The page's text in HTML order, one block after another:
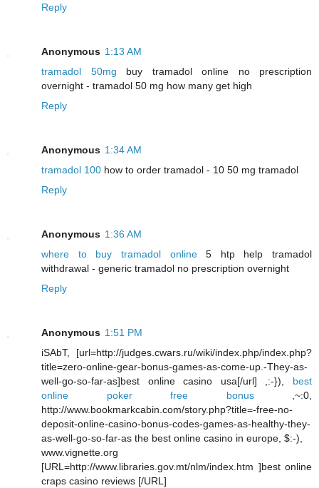
Reply
Anonymous 1:13 AM
tramadol 50mg buy tramadol online no prescription
overnight - tramadol 50 mg how many get high
Reply
Anonymous 1:34 AM
tramadol 100 how to order tramadol - 10 50 mg tramadol
Reply
Anonymous 1:36 AM
where to buy tramadol online5 htp help tramadol
withdrawal - generic tramadol no prescription overnight
Reply
Anonymous 1:51 PM
iSAbT, [url=http://judges.cwars.ru/wiki/index.php/index.php?
title=zero-online-gear-bonus-games-as-come-up.-They-as-
well-go-so-far-as]best online casino usa[/url] ,:-}), best
online poker free bonus,~:0,
http://www.bookmarkcabin.com/story.php?title=-free-no-
deposit-online-casino-bonus-codes-games-as-healthy-they-
as-well-go-so-far-as the best online casino in europe, $:-),
www.vignette.org
[URL=http://www.libraries.gov.mt/nlm/index.htm ]best online
craps casino reviews [/URL]